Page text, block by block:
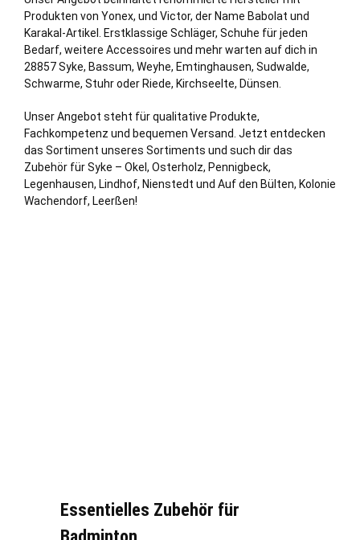
Produkten von Yonex, und Victor, der Name Babolat und
Karakal-Artikel. Erstklassige Schläger, Schuhe für jeden
Bedarf, weitere Accessoires und mehr warten auf dich in
28857 Syke, Bassum, Weyhe, Emtinghausen, Sudwalde,
Schwarme, Stuhroder Riede, Kirchseelte, Dünsen.
Unser Angebot steht für qualitative Produkte,
Fachkompetenz und bequemen Versand. Jetzt entdecken
das Sortiment unseres Sortiments und such dir das
Zubehör für Syke – Okel, Osterholz, Pennigbeck,
Legenhausen, Lindhof, Nienstedt und Auf den Bülten, Kolonie
Wachendorf, Leerßen!
Essentielles Zubehör für